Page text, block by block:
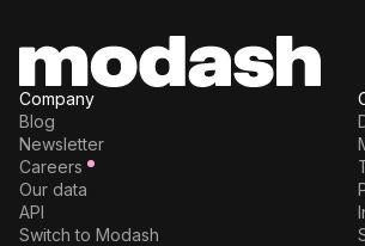
Company
Blog
Newsletter
Careers
Our data
API
Switch to Modash